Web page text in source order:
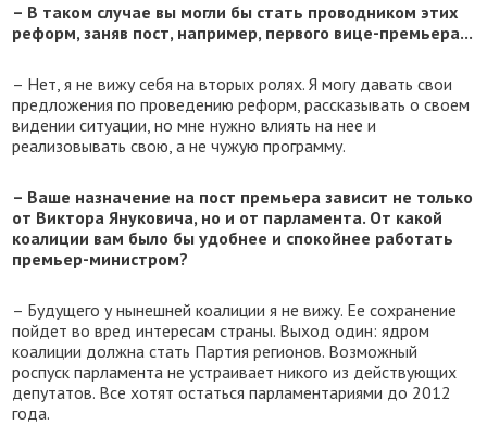
– В таком случае вы могли бы стать проводником этих
реформ, заняв пост, например, первого вице-премьера...
– Нет, я не вижу себя на вторых ролях. Я могу давать свои
предложения по проведению реформ, рассказывать о своем
видении ситуации, но мне нужно влиять на нее и
реализовывать свою, а не чужую программу.
– Ваше назначение на пост премьера зависит не только
от Виктора Януковича, но и от парламента. От какой
коалиции вам было бы удобнее и спокойнее работать
премьер-министром?
– Будущего у нынешней коалиции я не вижу. Ее сохранение
пойдет во вред интересам страны. Выход один: ядром
коалиции должна стать Партия регионов. Возможный
роспуск парламента не устраивает никого из действующих
депутатов. Все хотят остаться парламентариями до 2012
года.